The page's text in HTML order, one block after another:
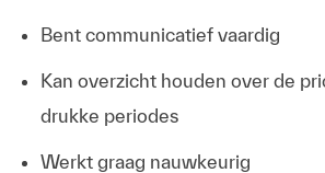
Bent communicatief vaardig
Kan overzicht houden over de
drukke periodes
Werkt graag nauwkeurig